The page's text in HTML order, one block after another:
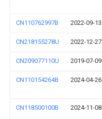
CN110762997B 2022-09-13
CN218155278U 2022-12-27
CN209077110U 2019-07-09
CN110154264B 2024-04-26
CN118500100B 2024-11-08